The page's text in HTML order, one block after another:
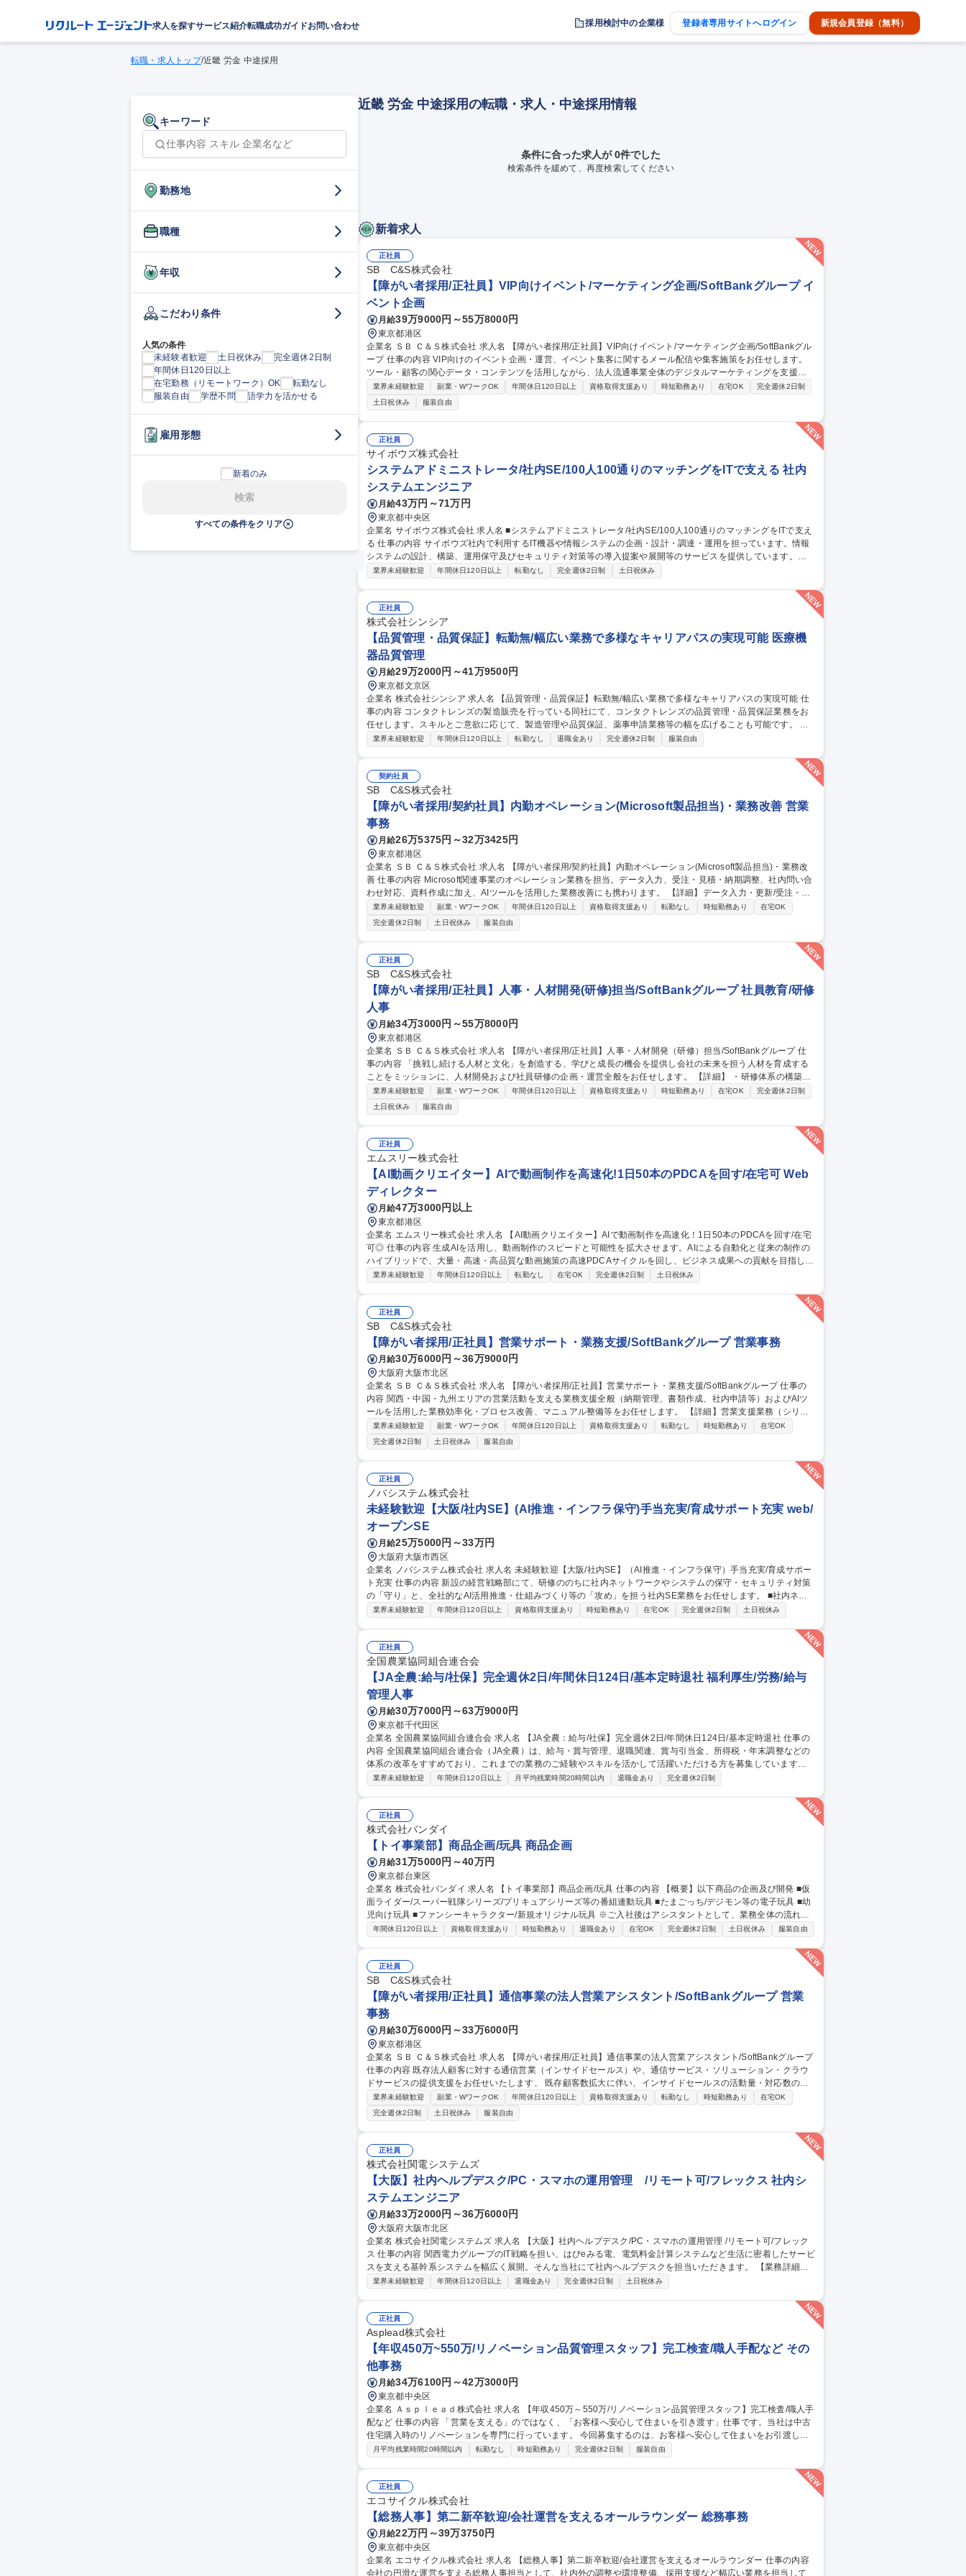
求人を探すサービス紹介転職成功ガイドお問い合わせ 採用検討中の企業様 登録者専用サイトへログイン 新規会員登録（無料）
転職・求人トップ/近畿 労金 中途採用
キーワード
勤務地
職種
年収
こだわり条件
人気の条件
未経験者歓迎
土日祝休み
完全週休2日制
年間休日120日以上
在宅勤務（リモートワーク）OK
転勤なし
服装自由
学歴不問 語学力を活かせる
雇用形態
新着のみ
検索
すべての条件をクリア
近畿 労金 中途採用の転職・求人・中途採用情報
条件に合った求人が 0件でした
検索条件を緩めて、再度検索してください
新着求人
正社員
SB C&S株式会社
【障がい者採用/正社員】VIP向けイベント/マーケティング企画/SoftBankグループ イ
ベント企画
月給39万9000円～55万8000円
東京都港区
企業名 ＳＢ Ｃ＆Ｓ株式会社 求人名 【障がい者採用/正社員】VIP向けイベント/マーケティング企画/SoftBankグル
ープ 仕事の内容 VIP向けのイベント企画・運営、イベント集客に関するメール配信や集客施策をお任せします。
ツール・顧客の関心データ・コンテンツを活用しながら、法人流通事業全体のデジタルマーケティングを支援す
る組織です。 ■社内外の各種イベントの企画・運営サポート ■VIPイベントの進行管理 ■イベント当日の運営・調
整※要相談 リスト作成・受付整理 ■関係各所とのコミュニケーション ※イベント事例：多くの経営層をお招きす
る大型カンファレンス（年数回実施）など ※デジタルマーケティングの業務経験もしくは知識ある方は、デジタ
ルツールをを利用しながら、サイト作成やメール配信、キャンペーンの案内など 募集職種 【障がい者採用/正社
員】VIP向けイベント/マーケティング企画/SoftBankグループ
業界未経験歓迎 副業・WワークOK 年間休日120日以上 資格取得支援あり 時短勤務あり 在宅OK
完全週休2日制
土日祝休み
服装自由
正社員
サイボウズ株式会社
システムアドミニストレータ/社内SE/100人100通りのマッチングをITで支える 社内
システムエンジニア
月給43万円～71万円
東京都中央区
企業名 サイボウズ株式会社 求人名 ■システムアドミニストレータ/社内SE/100人100通りのマッチングをITで支え
る 仕事の内容 サイボウズ社内で利用するIT機器や情報システムの企画・設計・調達・運用を担っています。情報
システムの設計、構築、運用保守及びセキュリティ対策等の導入提案や展開等のサービスを提供しています。
【業務内容】■サイボウズの働き方を支えるITシステムの設計/構築/運用保守■社内用IaaS/SaaS/Idpの設計/構築/運
※当社の企業理念を実現するための社内環境づくり、つまり「チームワークあふれる“会社”を創る」ために「いつ
でも、どこでも、誰とでも、最高の仕事ができるITを提供する」をミッションとしています 募集職種 ■システムア
ドミニストレータ/社内SE/100人100通りのマッチングをITで支える
業界未経験歓迎 年間休日120日以上 転勤なし 完全週休2日制 土日祝休み
正社員
株式会社シンシア
【品質管理・品質保証】転勤無/幅広い業務で多様なキャリアパスの実現可能 医療機
器品質管理
月給29万2000円～41万9500円
東京都文京区
企業名 株式会社シンシア 求人名 【品質管理・品質保証】転勤無/幅広い業務で多様なキャリアパスの実現可能 仕
事の内容 コンタクトレンズの製造販売を行っている同社にて、コンタクトレンズの品質管理・品質保証業務をお
任せします。スキルとご意欲に応じて、製造管理や品質保証、薬事申請業務等の幅を広げることも可能です。 海
外の製造委託先と連携し、適切な製造管理および品質管理の確保(製造委託先との取決め/変更管理等)／海外工場で
過率/レンズの屈折率の測定など)／千葉県船橋市にある当社倉庫での品質管理(月数回現地でのご対応が必要)【教
育体制】社歴10年以上のベテランが培ってきた経験・スキルを基に手厚くフォローいたします 募集職種 【品質管
理・品質保証】転勤無/幅広い業務で多様なキャリアパスの実現可能
業界未経験歓迎 年間休日120日以上 転勤なし 退職金あり 完全週休2日制 服装自由
契約社員
SB C&S株式会社
【障がい者採用/契約社員】内勤オペレーション(Microsoft製品担当)・業務改善 営業
事務
月給26万5375円～32万3425円
東京都港区
企業名 ＳＢ Ｃ＆Ｓ株式会社 求人名 【障がい者採用/契約社員】内勤オペレーション(Microsoft製品担当)・業務改
善 仕事の内容 Microsoft関連事業のオペレーション業務を担当。データ入力、受注・見積・納期調整、社内問い合
わせ対応、資料作成に加え、AIツールを活用した業務改善にも携わります。 【詳細】データ入力・更新/受注・見
積作成・納期調整/社内営業からの問い合わせ対応/マニュアル作成や売上データ等の資料作成/AIツール(Microsoft
Copilot、ChatGPT等)を活用したAIエージェント作成や問い合わせ対応の業務改善 【働き方】TeamsやGmailを活
用しています。障がい配慮に関する面談や在宅勤務など、無理なく柔軟に働ける環境を整えています。 募集職種
【障がい者採用/契約社員】内勤オペレーション(Microsoft製品担当)・業務改善
業界未経験歓迎 副業・WワークOK 年間休日120日以上 資格取得支援あり 転勤なし 時短勤務あり
在宅OK
完全週休2日制
土日祝休み 服装自由
正社員
SB C&S株式会社
【障がい者採用/正社員】人事・人材開発(研修)担当/SoftBankグループ 社員教育/研修
人事
月給34万3000円～55万8000円
東京都港区
企業名 ＳＢ Ｃ＆Ｓ株式会社 求人名 【障がい者採用/正社員】人事・人材開発（研修）担当/SoftBankグループ 仕
事の内容 「挑戦し続ける人材と文化」を創造する、学びと成長の機会を提供し会社の未来を担う人材を育成する
ことをミッションに、人材開発および社員研修の企画・運営全般をお任せします。 【詳細】 ・研修体系の構築、
スケジュール管理、実施運営、KPI管理 ・研修の新規企画立案、関係部署との調整、実施後の効果測定 ・社内研
修のファシリテーション、講師対応・育成、社外研修ベンダーとの連携 ・その他、人事領域における横断施策に
も参画いただきます 募集職種 【障がい者採用/正社員】人事・人材開発（研修）担当/SoftBankグループ
業界未経験歓迎 副業・WワークOK 年間休日120日以上 資格取得支援あり 時短勤務あり 在宅OK
完全週休2日制
土日祝休み
服装自由
正社員
エムスリー株式会社
【AI動画クリエイター】AIで動画制作を高速化!1日50本のPDCAを回す/在宅可 Web
ディレクター
月給47万3000円以上
東京都港区
企業名 エムスリー株式会社 求人名 【AI動画クリエイター】AIで動画制作を高速化！1日50本のPDCAを回す/在宅
可◎ 仕事の内容 生成AIを活用し、動画制作のスピードと可能性を拡大させます。AIによる自動化と従来の制作の
ハイブリッドで、大量・高速・高品質な動画施策の高速PDCAサイクルを回し、ビジネス成果への貢献を目指しま
す。 AIエージェントに定型作業を任せ、「何を・なぜ作るか」の判断と企画に集中する新しい制作スタイルを担
た動画コンテンツ企画・制作・効果検証 ■AIによるシナリオ・クリップ・音声・字幕の生成や制作管理 ※1日50本
規模の体制を構築し、仮説検証と改善を行います。 募集職種 【AI動画クリエイター】AIで動画制作を高速化！1
日50本のPDCAを回す/在宅可◎
業界未経験歓迎 年間休日120日以上 転勤なし 在宅OK 完全週休2日制 土日祝休み
正社員
SB C&S株式会社
【障がい者採用/正社員】営業サポート・業務支援/SoftBankグループ 営業事務
月給30万6000円～36万9000円
大阪府大阪市北区
企業名 ＳＢ Ｃ＆Ｓ株式会社 求人名 【障がい者採用/正社員】営業サポート・業務支援/SoftBankグループ 仕事の
内容 関西・中国・九州エリアの営業活動を支える業務支援全般（納期管理、書類作成、社内申請等）およびAIツ
ールを活用した業務効率化・プロセス改善、マニュアル整備等をお任せします。 【詳細】営業支援業務（シリア
ル取得、納期調整、メーカー出荷報告）/納期回答・納期管理/納品書・請求書等の書類作成・発行/押印申請等の社
内申請業務/各種事務・庶務業務/AIツールを活用した業務効率化・業務改善/業務の標準化・マニュアル整備 【働
き方】TeamsやGoogle Chatを中心にコミュニケーションを実施しており、業務に慣れた後は週1～2日程度の在
宅勤務も可能です。 募集職種 【障がい者採用/正社員】営業サポート・業務支援/SoftBankグループ
業界未経験歓迎 副業・WワークOK 年間休日120日以上 資格取得支援あり 転勤なし 時短勤務あり
在宅OK
完全週休2日制
土日祝休み 服装自由
正社員
ノバシステム株式会社
未経験歓迎【大阪/社内SE】(AI推進・インフラ保守)手当充実/育成サポート充実 web/
オープンSE
月給25万5000円～33万円
大阪府大阪市西区
企業名 ノバシステム株式会社 求人名 未経験歓迎【大阪/社内SE】（AI推進・インフラ保守）手当充実/育成サポー
ト充実 仕事の内容 新設の経営戦略部にて、研修ののちに社内ネットワークやシステムの保守・セキュリティ対策
の「守り」と、全社的なAI活用推進・仕組みづくり等の「攻め」を担う社内SE業務をお任せします。 ■社内ネッ
トワーク、システムの保守・セキュリティ対策・社員教育 ■Pマーク、ISMSの更新および監査対応 ■社員向けAI教
の全拠点が対象。 ※新設組織のため仕組みづくりからアイデアを反映でき、サポート・インフラ経験を活かし新
領域へ挑戦できます。 募集職種 未経験歓迎【大阪/社内SE】（AI推進・インフラ保守）手当充実/育成サポート充
実
業界未経験歓迎 年間休日120日以上 資格取得支援あり 時短勤務あり 在宅OK 完全週休2日制 土日祝休み
正社員
全国農業協同組合連合会
【JA全農:給与/社保】完全週休2日/年間休日124日/基本定時退社 福利厚生/労務/給与
管理人事
月給30万7000円～63万9000円
東京都千代田区
企業名 全国農業協同組合連合会 求人名 【JA全農：給与/社保】完全週休2日/年間休日124日/基本定時退社 仕事の
内容 全国農業協同組合連合会（JA全農）は、給与・賞与管理、退職関連、賞与引当金、所得税・年末調整などの
体系の改革をすすめており、これまでの業務のご経験やスキルを活かして活躍いただける方を募集しています。
ご経験・適性・希望をもとに、以下の中から担当いただく業務を決定します。 ■給与・賞与管理業務■所得税対
年間休日124日/基本定時退社
業界未経験歓迎 年間休日120日以上 月平均残業時間20時間以内 退職金あり 完全週休2日制
正社員
株式会社バンダイ
【トイ事業部】商品企画/玩具 商品企画
月給31万5000円～40万円
東京都台東区
企業名 株式会社バンダイ 求人名 【トイ事業部】商品企画/玩具 仕事の内容 【概要】以下商品の企画及び開発 ■仮
面ライダー/スーパー戦隊シリーズ/プリキュアシリーズ等の番組連動玩具 ■たまごっち/デジモン等の電子玩具 ■幼
児向け玩具 ■ファンシーキャラクター/新規オリジナル玩具 ※ご入社後はアシスタントとして、業務全体の流れを
修得いただきます ※従来の子供向け番組の他、ハイターゲット作品も担当頂く場合もございます 【詳細】 ・テレ
活かした玩具企画の提案・開発 ・番組映像制作会社、企画ブレーン会社、生産メーカー、社内との調整および交
渉業務 募集職種 【トイ事業部】商品企画/玩具
年間休日120日以上 資格取得支援あり 時短勤務あり 退職金あり 在宅OK 完全週休2日制 土日祝休み 服装自由
正社員
SB C&S株式会社
【障がい者採用/正社員】通信事業の法人営業アシスタント/SoftBankグループ 営業
事務
月給30万6000円～33万6000円
東京都港区
企業名 ＳＢ Ｃ＆Ｓ株式会社 求人名 【障がい者採用/正社員】通信事業の法人営業アシスタント/SoftBankグループ
仕事の内容 既存法人顧客に対する通信営業（インサイドセールス）や、通信サービス・ソリューション・クラウ
ドサービスの提供支援をお任せいたします、 既存顧客数拡大に伴い、インサイドセールスの活動量・対応数の最
大化に向けた取り組みを目的としています。 ■書類作成/チェック（見積書・申込書作成/確認）、システム登録、
メール対応 （代理店・エンドユーザー）、発注手配や特価申請、営業担当者からの依頼業務 ※納品連絡、問い合
わせ対応、後続処理、データ抽出等 募集職種 【障がい者採用/正社員】通信事業の法人営業アシスタント/SoftBan
kグループ
業界未経験歓迎 副業・WワークOK 年間休日120日以上 資格取得支援あり 転勤なし 時短勤務あり
在宅OK
完全週休2日制
土日祝休み 服装自由
正社員
株式会社関電システムズ
【大阪】社内ヘルプデスク/PC・スマホの運用管理 /リモート可/フレックス 社内シ
ステムエンジニア
月給33万2000円～36万6000円
大阪府大阪市北区
企業名 株式会社関電システムズ 求人名 【大阪】社内ヘルプデスク/PC・スマホの運用管理 /リモート可/フレック
ス 仕事の内容 関西電力グループのIT戦略を担い、はぴeみる電、電気料金計算システムなど生活に密着したサービ
スを支える基幹系システムを幅広く展開。そんな当社にて社内ヘルプデスクを担当いただきます。 【業務詳細】I
T機器の配備・在庫管理、リプレース計画の推進、社内問合せ対応の体制運営を担当いただきます。特に委託先を
ネジメントを重視。将来的にはサブリーダーとして、外部パートナーや社内関連部署を巻き込みながら運用基盤
の最適化を推進していただきます。 募集職種 【大阪】社内ヘルプデスク/PC・スマホの運用管理 /リモート可/フ
レックス
業界未経験歓迎 年間休日120日以上 退職金あり 完全週休2日制 土日祝休み
正社員
Asplead株式会社
【年収450万~550万/リノベーション品質管理スタッフ】完工検査/職人手配など その
他事務
月給34万6100円～42万3000円
東京都中央区
企業名 Ａｓｐｌｅａｄ株式会社 求人名 【年収450万～550万/リノベーション品質管理スタッフ】完工検査/職人手
配など 仕事の内容 「営業を支える」のではなく、「お客様へ安心して住まいを引き渡す」仕事です。当社は中古
住宅購入時のリノベーションを専門に行っています。 今回募集するのは、お客様へ安心して住まいをお引渡しす
るために 欠かせない品質管理・現場サポートスタッフです。工事がスムーズに進むよう現場を支え、施工品質を
■職人への是正依頼■是正工事の日程調整■工事申請書類の作成・提出 ■近隣へのご挨拶■キーボックスの回収など
★外回りが中心/社用車で現場を巡回します。iPad支給で現場でも書類作成や写真管理が可能です。 募集職種 【年
収450万～550万/リノベーション品質管理スタッフ】完工検査/職人手配など
月平均残業時間20時間以内 転勤なし 時短勤務あり 完全週休2日制 服装自由
正社員
エコサイクル株式会社
【総務人事】第二新卒歓迎/会社運営を支えるオールラウンダー 総務事務
月給22万円～39万3750円
東京都中央区
企業名 エコサイクル株式会社 求人名 【総務人事】第二新卒歓迎/会社運営を支えるオールラウンダー 仕事の内容
会社の円滑な運営を支える総務人事担当として、社内外の調整や環境整備、採用支援など幅広い業務を担当して